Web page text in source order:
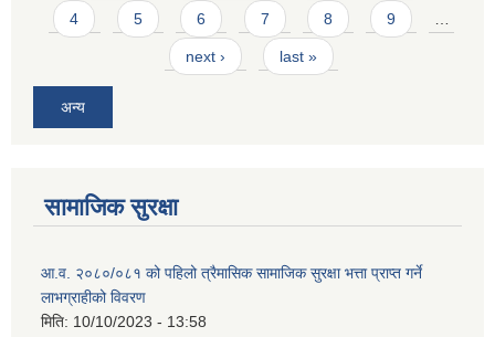
4 5 6 7 8 9
next › last »
अन्य
सामाजिक सुरक्षा
आ.व. २०८०/०८१ को पहिलो त्रैमासिक सामाजिक सुरक्षा भत्ता प्राप्त गर्ने
लाभग्राहीको विवरण
मिति: 10/10/2023 - 13:58